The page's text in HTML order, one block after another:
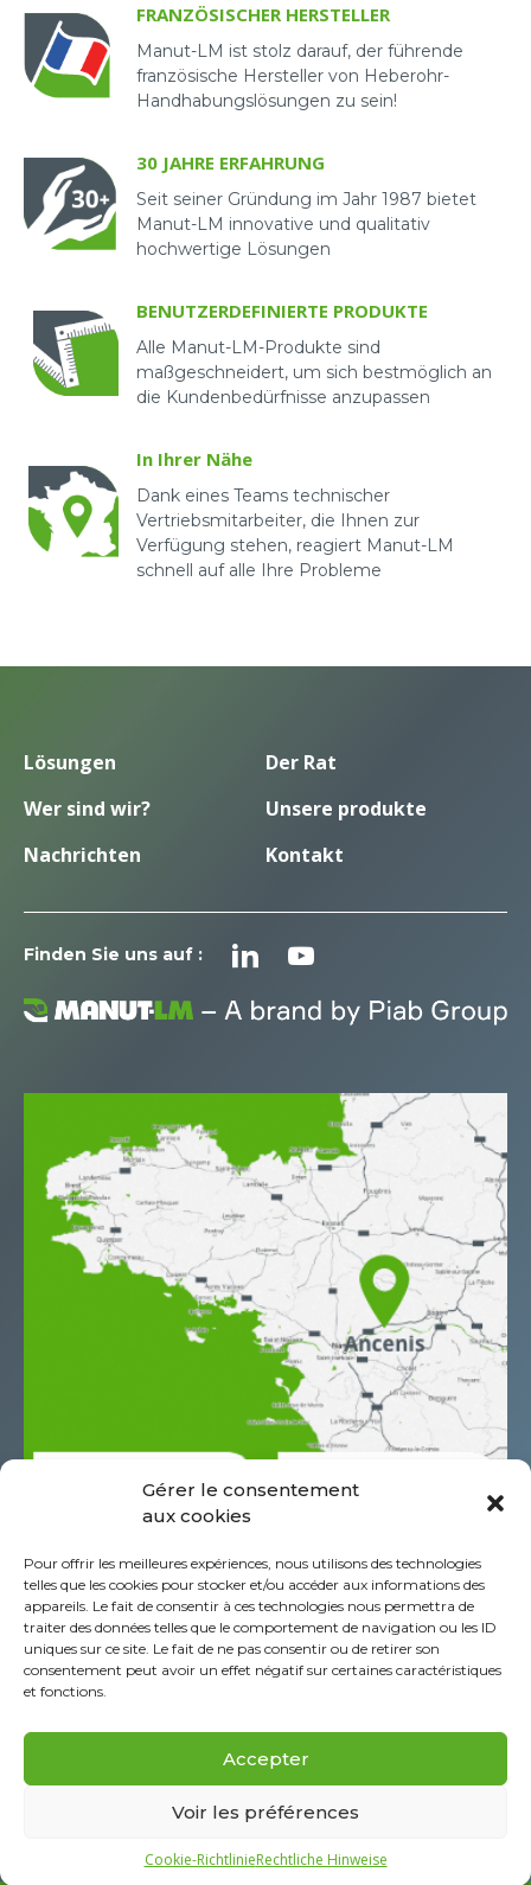
Gérer le consentement
aux cookies
Pour offrir les meilleures expériences, nous utilisons des technologies
telles que les cookies pour stocker et/ou accéder aux informations des
appareils. Le fait de consentir à ces technologies nous permettra de
traiter des données telles que le comportement de navigation ou les ID
uniques sur ce site. Le fait de ne pas consentir ou de retirer son
consentement peut avoir un effet négatif sur certaines caractéristiques
et fonctions.
Accepter
Voir les préférences
Cookie-RichtlinieRechtliche Hinweise
Sicherlich werden Sie sie bald bei der Arbeit sehen,
um unsere Lösungen für den Materialtransport zu
installieren.
FRANZÖSISCHER HERSTELLER
Manut-LM ist stolz darauf, der führende
französische Hersteller von Heberohr-
Handhabungslösungen zu sein!
30 JAHRE ERFAHRUNG
Seit seiner Gründung im Jahr 1987 bietet
Manut-LM innovative und qualitativ
hochwertige Lösungen
BENUTZERDEFINIERTE PRODUKTE
Alle Manut-LM-Produkte sind
maßgeschneidert, um sich bestmöglich an
die Kundenbedürfnisse anzupassen
In Ihrer Nähe
Dank eines Teams technischer
Vertriebsmitarbeiter, die Ihnen zur
Verfügung stehen, reagiert Manut-LM
schnell auf alle Ihre Probleme
Lösungen
Der Rat
Wer sind wir?
Unsere produkte
Nachrichten
Kontakt
Finden Sie uns auf :
Z.A.C. de l’Aéropole
CS60044 44152 Ancenis - St-Géréon Cédex
Frankreich
+332 40 96 39 39
Rechtliche Hinweise